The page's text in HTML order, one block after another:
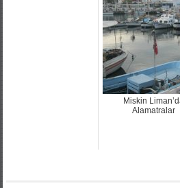
Miskin Liman’da